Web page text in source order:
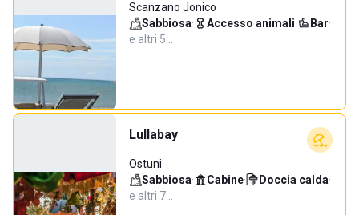
Scanzano Jonico
Sabbiosa· Accesso animali· Bar·
e altri 5…
Lullabay
Ostuni
Sabbiosa· Cabine· Doccia calda·
e altri 7…